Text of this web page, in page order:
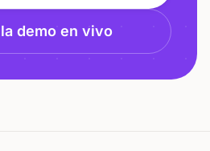
demo en vivo